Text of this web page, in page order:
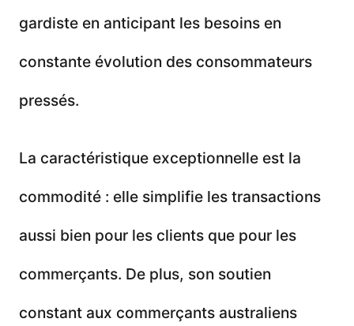
gardiste en anticipant les besoins en
constante évolution des consommateurs
pressés.
La caractéristique exceptionnelle est la
commodité : elle simplifie les transactions
aussi bien pour les clients que pour les
commerçants. De plus, son soutien
constant aux commerçants australiens